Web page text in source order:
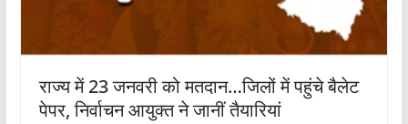
राज्य में 23 जनवरी को मतदान…जिलों में पहुंचे बैलेट
पेपर, निर्वाचन आयुक्त ने जानीं तैयारियां